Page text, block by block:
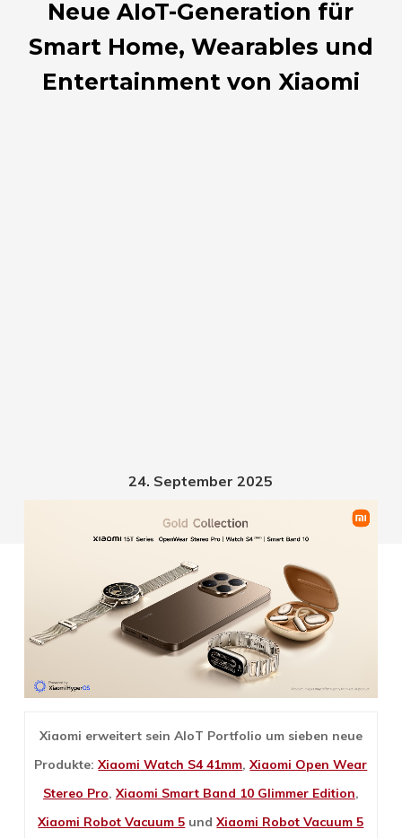
Neue AIoT-Generation für
Smart Home, Wearables und
Entertainment von Xiaomi
24. September 2025
Xiaomi erweitert sein AIoT Portfolio um sieben neue
Produkte:Xiaomi Watch S4 41mm,Xiaomi Open Wear
Stereo Pro, Xiaomi Smart Band 10 Glimmer Edition,
Xiaomi Robot Vacuum 5 undXiaomi Robot Vacuum 5